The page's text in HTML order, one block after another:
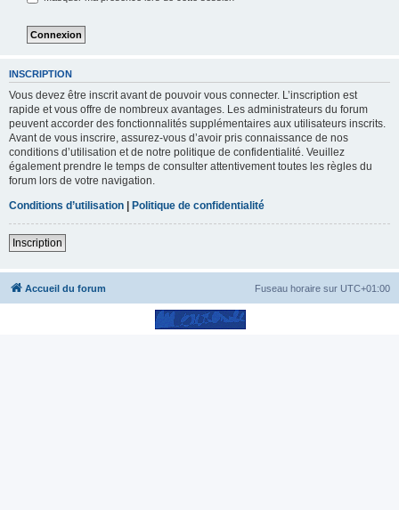
INSCRIPTION
Vous devez être inscrit avant de pouvoir vous connecter. L’inscription est
rapide et vous offre de nombreux avantages. Les administrateurs du forum
peuvent accorder des fonctionnalités supplémentaires aux utilisateurs inscrits.
Avant de vous inscrire, assurez-vous d’avoir pris connaissance de nos
conditions d’utilisation et de notre politique de confidentialité. Veuillez
également prendre le temps de consulter attentivement toutes les règles du
forum lors de votre navigation.
Conditions d’utilisation | Politique de confidentialité
Inscription
Accueil du forum Fuseau horaire sur UTC+01:00